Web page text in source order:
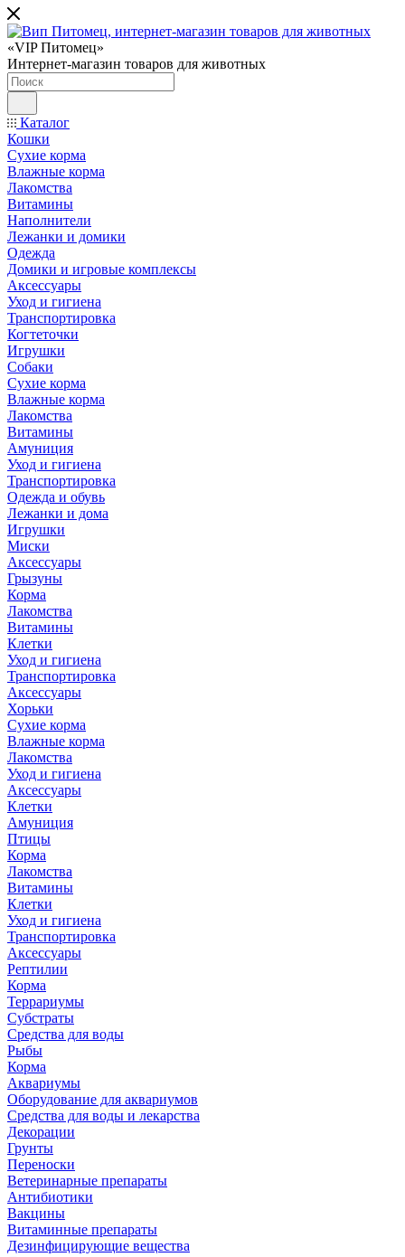
«VIP Питомец»
Интернет-магазин товаров для животных
Каталог
Кошки
Сухие корма
Влажные корма
Лакомства
Витамины
Наполнители
Лежанки и домики
Одежда
Домики и игровые комплексы
Аксессуары
Уход и гигиена
Транспортировка
Когтеточки
Игрушки
Собаки
Сухие корма
Влажные корма
Лакомства
Витамины
Амуниция
Уход и гигиена
Транспортировка
Одежда и обувь
Лежанки и дома
Игрушки
Миски
Аксессуары
Грызуны
Корма
Лакомства
Витамины
Клетки
Уход и гигиена
Транспортировка
Аксессуары
Хорьки
Сухие корма
Влажные корма
Лакомства
Уход и гигиена
Аксессуары
Клетки
Амуниция
Птицы
Корма
Лакомства
Витамины
Клетки
Уход и гигиена
Транспортировка
Аксессуары
Рептилии
Корма
Террариумы
Субстраты
Средства для воды
Рыбы
Корма
Аквариумы
Оборудование для аквариумов
Средства для воды и лекарства
Декорации
Грунты
Переноски
Ветеринарные препараты
Антибиотики
Вакцины
Витаминные препараты
Дезинфицирующие вещества